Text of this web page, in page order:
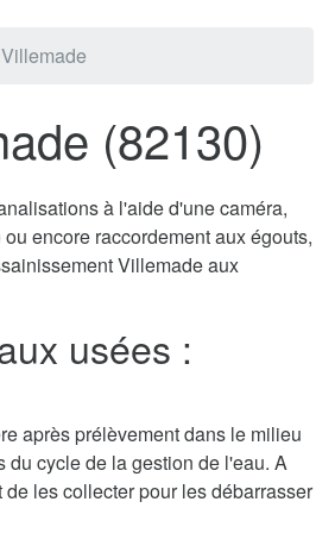
(82130)
à l'aide d'une caméra,
encore raccordement aux égouts,
Villemade aux
usées :
après prélèvement dans le milieu
du cycle de la gestion de l'eau. A
les collecter pour les débarrasser